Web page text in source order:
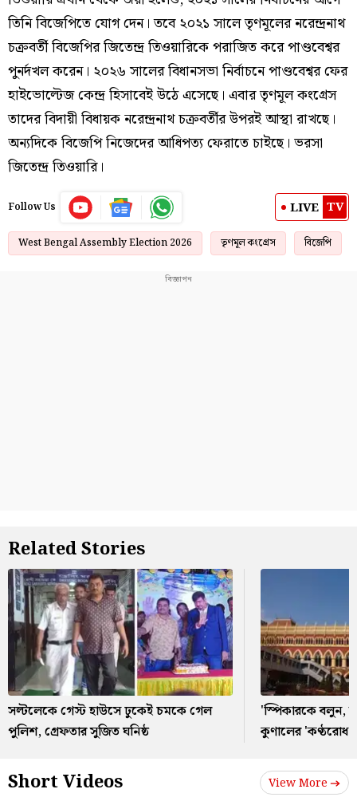
তিনি বিজেপিতে যোগ দেন। তবে ২০২১ সালে তৃণমূলের নরেন্দ্রনাথ
চক্রবর্তী বিজেপির জিতেন্দ্র তিওয়ারিকে পরাজিত করে পাণ্ডবেশ্বর
পুনর্দখল করেন। ২০২৬ সালের বিধানসভা নির্বাচনে পাণ্ডবেশ্বর ফের
হাইভোল্টেজ কেন্দ্র হিসাবেই উঠে এসেছে। এবার তৃণমূল কংগ্রেস
তাদের বিদায়ী বিধায়ক নরেন্দ্রনাথ চক্রবর্তীর উপরই আস্থা রাখছে।
অন্যদিকে বিজেপি নিজেদের আধিপত্য ফেরাতে চাইছে। ভরসা
জিতেন্দ্র তিওয়ারি।
Follow Us LIVE TV
West Bengal Assembly Election 2026 তৃণমূল কংগ্রেস বিজেপি
Related Stories
সল্টলেকে গেস্ট হাউসে ঢুকেই চমকে গেল
পুলিশ, গ্রেফতার সুজিত ঘনিষ্ঠ
'স্পিকারকে বলুন,
কুণালের 'কণ্ঠরোধ'
Short Videos View More